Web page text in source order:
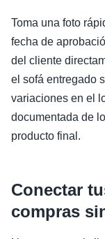
Toma una foto
fecha de
del cliente
el sofá entregado
variaciones en el
documentada de
producto final.
Conectar
compras